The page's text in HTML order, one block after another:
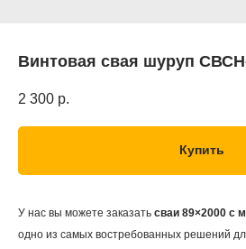
Винтовая свая шуруп
2 300 р.
Купить
У нас вы можете заказать сваи 89×2000 с
одно из самых востребованных решений